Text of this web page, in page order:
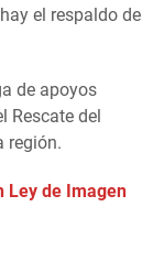
el respaldo de
de apoyos
Rescate del
región.
Ley de Imagen